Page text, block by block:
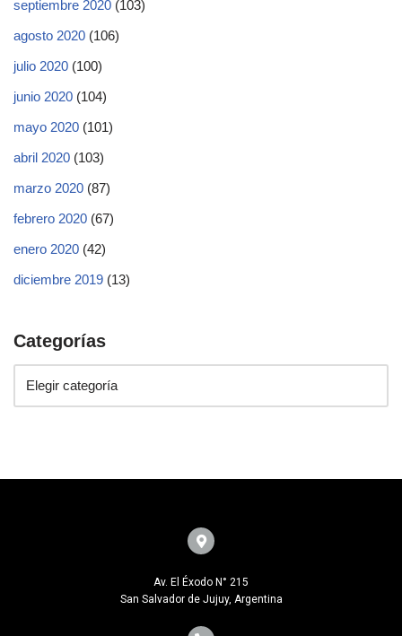
septiembre 2020 (103)
agosto 2020 (106)
julio 2020 (100)
junio 2020 (104)
mayo 2020 (101)
abril 2020 (103)
marzo 2020 (87)
febrero 2020 (67)
enero 2020 (42)
diciembre 2019 (13)
Categorías
Av. El Éxodo N° 215
San Salvador de Jujuy, Argentina